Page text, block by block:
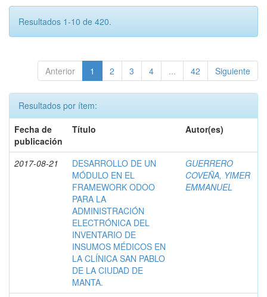
Resultados 1-10 de 420.
Anterior 1 2 3 4 ... 42 Siguiente
Resultados por ítem:
Fecha de
publicación
Título Autor(es)
2017-08-21
DESARROLLO DE UN
MÓDULO EN EL
FRAMEWORK ODOO
PARA LA
ADMINISTRACIÓN
ELECTRÓNICA DEL
INVENTARIO DE
INSUMOS MÉDICOS EN
LA CLÍNICA SAN PABLO
DE LA CIUDAD DE
MANTA.
GUERRERO
COVEÑA, YIMER
EMMANUEL